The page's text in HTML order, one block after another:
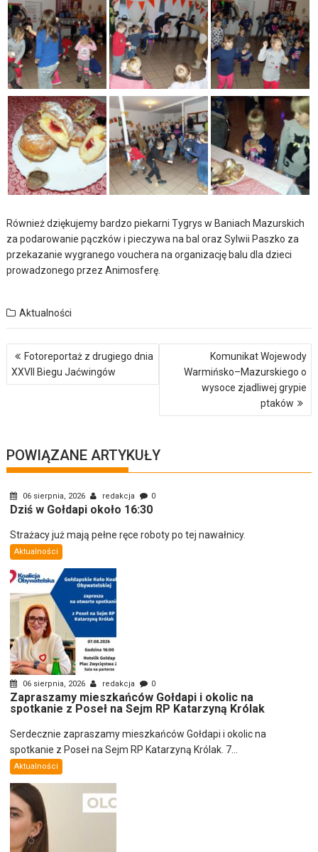
Również dziękujemy bardzo piekarni Tygrys w Baniach Mazurskich
za podarowanie pączków i pieczywa na bal oraz Sylwii Paszko za
przekazanie wygranego vouchera na organizację balu dla dzieci
prowadzonego przez Animosferę.
Aktualności
Nawigacja
wpisu
Fotoreportaż z drugiego dnia
XXVII Biegu Jaćwingów
Komunikat Wojewody
Warmińsko–Mazurskiego o
wysoce zjadliwej grypie
ptaków
POWIĄZANE ARTYKUŁY
06 sierpnia, 2026 redakcja 0
Dziś w Gołdapi około 16:30
Strażacy już mają pełne ręce roboty po tej nawałnicy.
Aktualności
06 sierpnia, 2026 redakcja 0
Zapraszamy mieszkańców Gołdapi i okolic na
spotkanie z Poseł na Sejm RP Katarzyną Królak
Serdecznie zapraszamy mieszkańców Gołdapi i okolic na
spotkanie z Poseł na Sejm RP Katarzyną Królak. 7...
Aktualności